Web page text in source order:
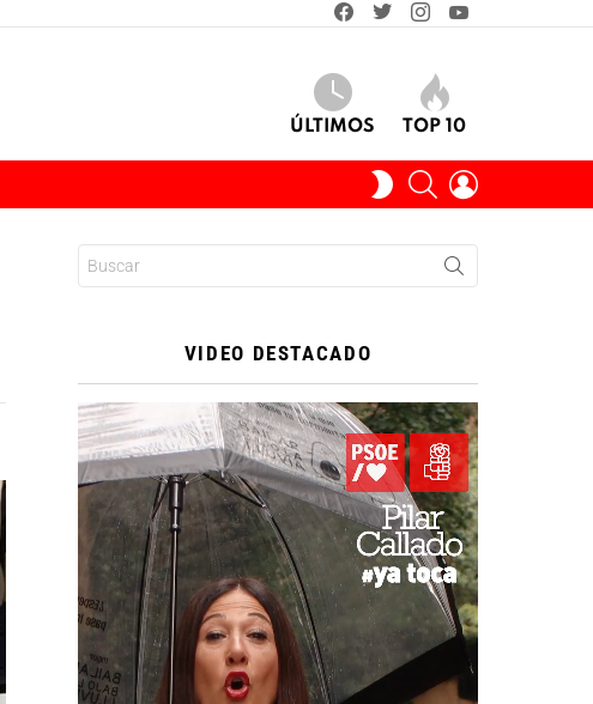
ÚLTIMOS TOP 10
SWITCH
SKIN
BUSCAR
VIDEO DESTACADO
Reproductor
de
vídeo